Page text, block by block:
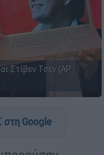
Στίβεν Τσεν (AP
Google